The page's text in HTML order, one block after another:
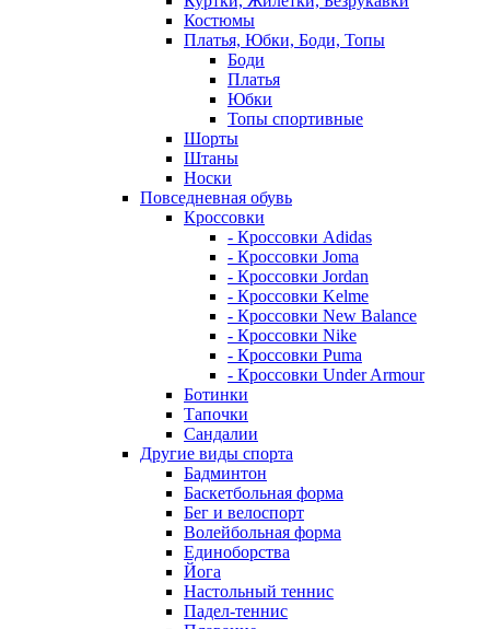
Костюмы
Платья, Юбки, Боди, Топы
Боди
Платья
Юбки
Топы спортивные
Шорты
Штаны
Носки
Повседневная обувь
Кроссовки
- Кроссовки Adidas
- Кроссовки Joma
- Кроссовки Jordan
- Кроссовки Kelme
- Кроссовки New Balance
- Кроссовки Nike
- Кроссовки Puma
- Кроссовки Under Armour
Ботинки
Тапочки
Сандалии
Другие виды спорта
Бадминтон
Баскетбольная форма
Бег и велоспорт
Волейбольная форма
Единоборства
Йога
Настольный теннис
Падел-теннис